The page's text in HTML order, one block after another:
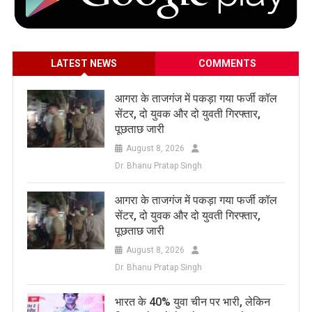
LATEST NEWS COMMENTS
आगरा के ताजगंज में पकड़ा गया फर्जी कॉल
सेंटर, दो युवक और दो युवती गिरफ्तार,
पूछताछ जारी
August 8, 2026
Dr. Bhanu Pratap Singh
आगरा के ताजगंज में पकड़ा गया फर्जी कॉल
सेंटर, दो युवक और दो युवती गिरफ्तार,
पूछताछ जारी
August 8, 2026
Dr. Bhanu Pratap Singh
भारत के 40% युवा चीन पर भारी, लेकिन